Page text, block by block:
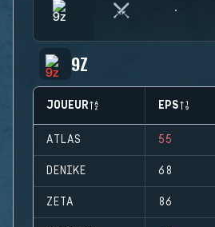
9Z
JOUEUR EPS
ATLAS 55
DENIKE 68
ZETA 86